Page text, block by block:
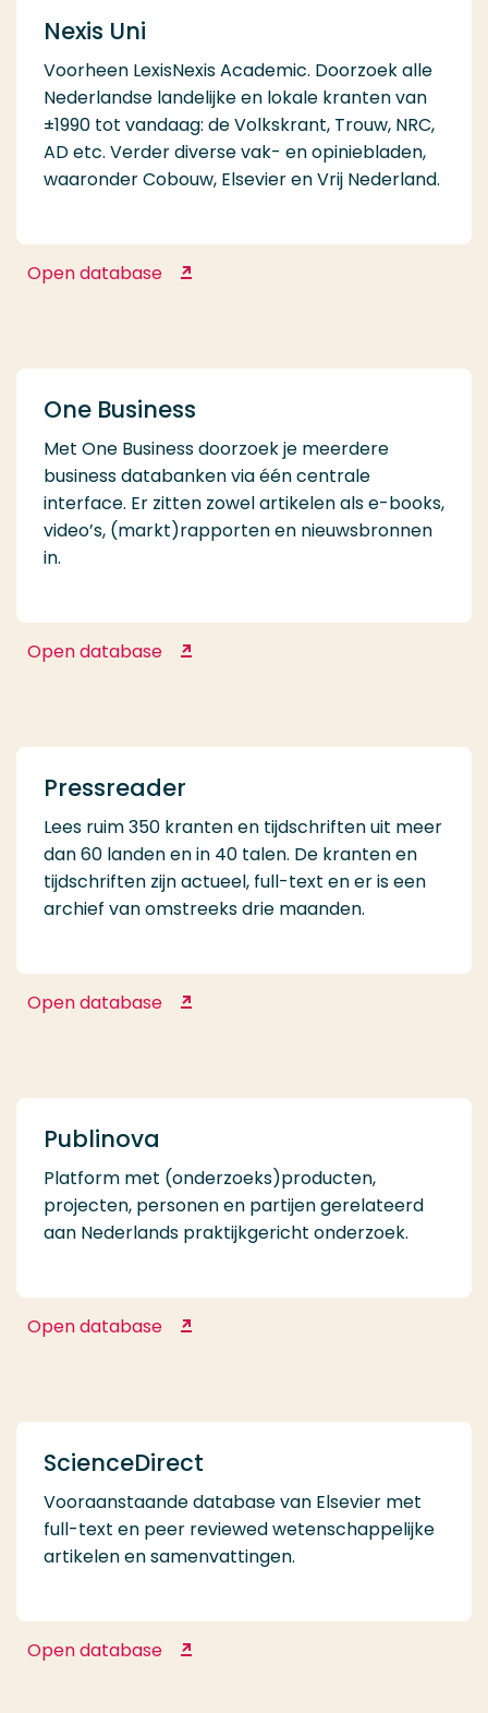
Nexis Uni
Voorheen LexisNexis Academic. Doorzoek alle
Nederlandse landelijke en lokale kranten van
±1990 tot vandaag: de Volkskrant, Trouw, NRC,
AD etc. Verder diverse vak- en opiniebladen,
waaronder Cobouw, Elsevier en Vrij Nederland.
Open database Nexis Uni
One Business
Met One Business doorzoek je meerdere
business databanken via één centrale
interface. Er zitten zowel artikelen als e-books,
video’s, (markt)rapporten en nieuwsbronnen
in.
Open database One Business
Pressreader
Lees ruim 350 kranten en tijdschriften uit meer
dan 60 landen en in 40 talen. De kranten en
tijdschriften zijn actueel, full-text en er is een
archief van omstreeks drie maanden.
Open database Pressreader
Publinova
Platform met (onderzoeks)producten,
projecten, personen en partijen gerelateerd
aan Nederlands praktijkgericht onderzoek.
Open database Publinova
ScienceDirect
Vooraanstaande database van Elsevier met
full-text en peer reviewed wetenschappelijke
artikelen en samenvattingen.
Open database ScienceDirect